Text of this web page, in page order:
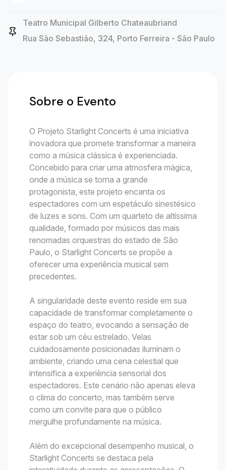
Teatro Municipal Gilberto Chateaubriand
Rua São Sebastião, 324, Porto Ferreira - São Paulo
Sobre o Evento
O Projeto Starlight Concerts é uma iniciativa
inovadora que promete transformar a maneira
como a música clássica é experienciada.
Concebido para criar uma atmosfera mágica,
onde a música se torna a grande
protagonista, este projeto encanta os
espectadores com um espetáculo sinestésico
de luzes e sons. Com um quarteto de altíssima
qualidade, formado por músicos das mais
renomadas orquestras do estado de São
Paulo, o Starlight Concerts se propõe a
oferecer uma experiência musical sem
precedentes.
A singularidade deste evento reside em sua
capacidade de transformar completamente o
espaço do teatro, evocando a sensação de
estar sob um céu estrelado. Velas
cuidadosamente posicionadas iluminam o
ambiente, criando uma cena celestial que
intensifica a experiência sensorial dos
espectadores. Este cenário não apenas eleva
o clima do concerto, mas também serve
como um convite para que o público
mergulhe profundamente na música.
Além do excepcional desempenho musical, o
Starlight Concerts se destaca pela